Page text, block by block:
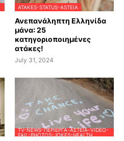
ATAKES-STATUS-ASTEIA
Ανεπανάληπτη Ελληνίδα
μάνα: 25
κατηγοριοποιημένες
ατάκες!
July 31, 2024
TV-NEWS-ΠΕΡΊΕΡΓΑ-ΑΣΤΕΊΑ-VIDEO-
FAIL-PHOTOS-JOKES-HEALTH